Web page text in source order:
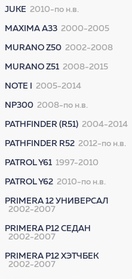
JUKE 2010-по н.в.
MAXIMA A33 2000-2005
MURANO Z50 2002-2008
MURANO Z51 2008-2015
NOTE I 2005-2014
NP300 2008-по н.в.
PATHFINDER (R51) 2004-2014
PATHFINDER R52 2012-по н.в.
PATROL Y61 1997-2010
PATROL Y62 2010-по н.в.
PRIMERA 12 УНИВЕРСАЛ
2002-2007
PRIMERA P12 СЕДАН
2002-2007
PRIMERA P12 ХЭТЧБЕК
2002-2007